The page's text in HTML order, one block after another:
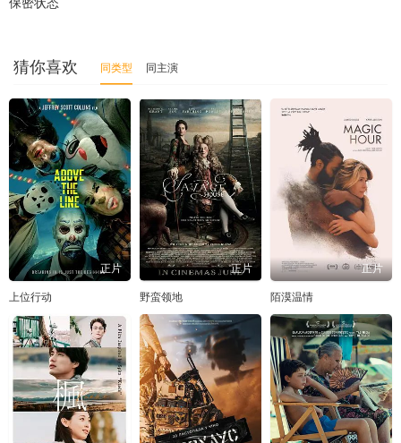
猜你喜欢 同类型 同主演
正片
上位行动
正片
野蛮领地
正片
陌漠温情